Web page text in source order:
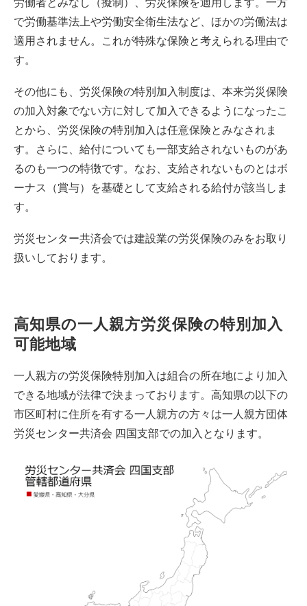
で労働基準法上や労働安全衛生法など、ほかの労働法は
適用されません。これが特殊な保険と考えられる理由で
す。
その他にも、労災保険の特別加入制度は、本来労災保険
の加入対象でない方に対して加入できるようになったこ
とから、労災保険の特別加入は任意保険とみなされま
す。さらに、給付についても一部支給されないものがあ
るのも一つの特徴です。なお、支給されないものとはボ
ーナス（賞与）を基礎として支給される給付が該当しま
す。
労災センター共済会では建設業の労災保険のみをお取り
扱いしております。
高知県の一人親方労災保険の特別加入
可能地域
一人親方の労災保険特別加入は組合の所在地により加入
できる地域が法律で決まっております。高知県の以下の
市区町村に住所を有する一人親方の方々は一人親方団体
労災センター共済会 四国支部での加入となります。